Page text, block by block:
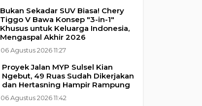
Bukan Sekadar SUV Biasa! Chery
Tiggo V Bawa Konsep "3-in-1"
Khusus untuk Keluarga Indonesia,
Mengaspal Akhir 2026
06 Agustus 2026 11:27
Proyek Jalan MYP Sulsel Kian
Ngebut, 49 Ruas Sudah Dikerjakan
dan Hertasning Hampir Rampung
06 Agustus 2026 11:42